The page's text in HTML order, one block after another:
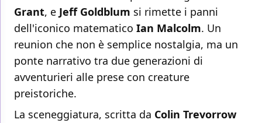
Grant, e Jeff Goldblum si rimette i panni
dell'iconico matematico Ian Malcolm. Un
reunion che non è semplice nostalgia, ma un
ponte narrativo tra due generazioni di
avventurieri alle prese con creature
preistoriche.
La sceneggiatura, scritta da Colin Trevorrow